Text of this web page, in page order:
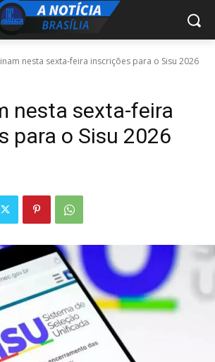
nesta sexta-feira inscrições para o Sisu 2026
nesta sexta-feira
para o Sisu 2026